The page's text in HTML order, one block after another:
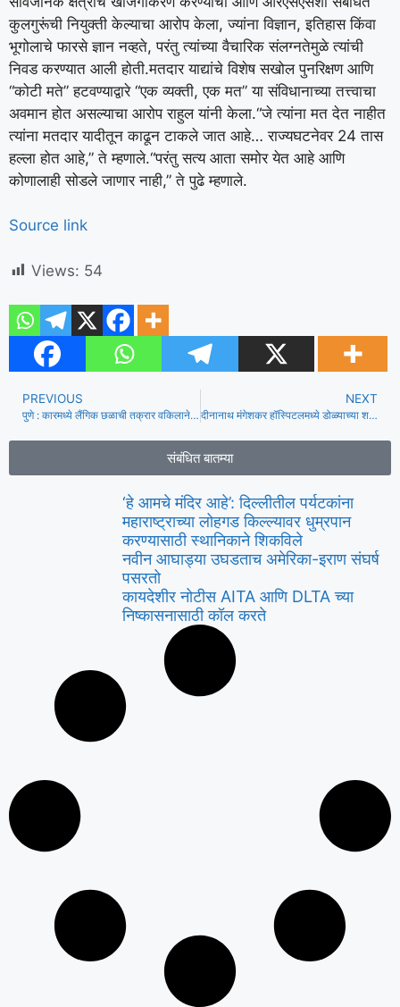
कुलगुरूंची नियुक्ती केल्याचा आरोप केला, ज्यांना विज्ञान, इतिहास किंवा
भूगोलाचे फारसे ज्ञान नव्हते, परंतु त्यांच्या वैचारिक संलग्नतेमुळे त्यांची
निवड करण्यात आली होती.मतदार याद्यांचे विशेष सखोल पुनरिक्षण आणि
“कोटी मते” हटवण्याद्वारे “एक व्यक्ती, एक मत” या संविधानाच्या तत्त्वाचा
अवमान होत असल्याचा आरोप राहुल यांनी केला.“जे त्यांना मत देत नाहीत
त्यांना मतदार यादीतून काढून टाकले जात आहे… राज्यघटनेवर 24 तास
हल्ला होत आहे,” ते म्हणाले.“परंतु सत्य आता समोर येत आहे आणि
कोणालाही सोडले जाणार नाही,” ते पुढे म्हणाले.
Source link
Views: 54
PREVIOUS
पुणे : कारमध्ये लैंगिक छळाची तक्रार वकिलाने केल्यानंतर चौघांना अटक
NEXT
दीनानाथ मंगेशकर हॉस्पिटलमध्ये डोळ्याच्या शस्त्रक्रियेदरम्यान 6 वर्षीय मुलाचा मृत्यू, पालकांची वैद्यकीय निष्काळजीपणाची तक्रार | पुणे बातम्या
संबंधित बातम्या
‘हे आमचे मंदिर आहे’: दिल्लीतील पर्यटकांना
महाराष्ट्राच्या लोहगड किल्ल्यावर धुम्रपान
करण्यासाठी स्थानिकाने शिकविले
नवीन आघाड्या उघडताच अमेरिका-इराण संघर्ष
पसरतो
कायदेशीर नोटीस AITA आणि DLTA च्या
निष्कासनासाठी कॉल करते